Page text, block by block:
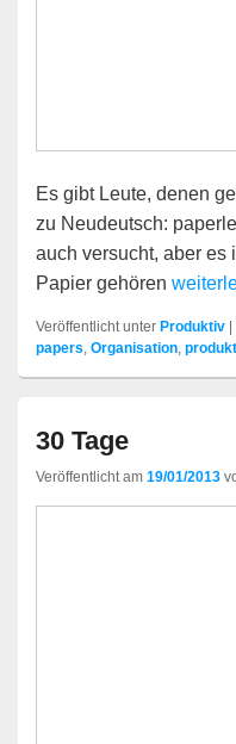
Es gibt Leute, denen
zu Neudeutsch:
auch versucht, aber es
Papier gehören
Veröffentlicht unter Produktiv
papers, Organisation,
30 Tage
Veröffentlicht am 19/01/2013